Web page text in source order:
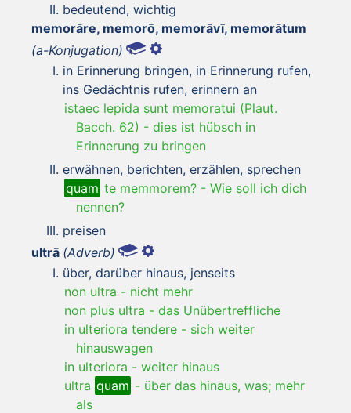
bedeutend, wichtig
memorāre, memorō, memorāvī, memorātum
(a-Konjugation)
in Erinnerung bringen, in Erinnerung rufen,
ins Gedächtnis rufen, erinnern an
istaec lepida sunt memoratui (Plaut.
Bacch. 62) - dies ist hübsch in
Erinnerung zu bringen
erwähnen, berichten, erzählen, sprechen
quam te memmorem? - Wie soll ich dich
nennen?
preisen
ultrā (Adverb)
über, darüber hinaus, jenseits
non ultra - nicht mehr
non plus ultra - das Unübertreffliche
in ulteriora tendere - sich weiter
hinauswagen
in ulteriora - weiter hinaus
ultra quam - über das hinaus, was; mehr
als